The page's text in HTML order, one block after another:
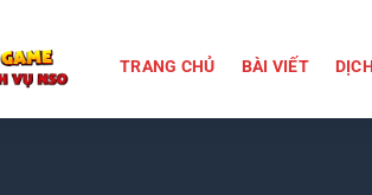
TRANG CHỦ BÀI VIẾT